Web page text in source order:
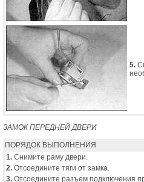
5.
ЗАМОК ПЕРЕДНЕЙ ДВЕРИ
ПОРЯДОК ВЫПОЛНЕНИЯ
1. Снимите раму двери.
2. Отсоедините тяги от замка.
3. Отсоедините разъем подключения